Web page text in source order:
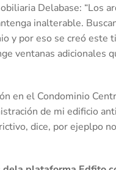
Delabase: “Los
inalterable.
y por eso se creó
ventanas adicionales
en el Condominio
de mi edificio
dice, por ejeplpo